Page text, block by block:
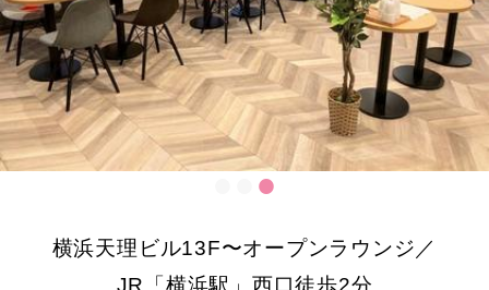
横浜天理ビル13F〜オープンラウンジ／
JR「横浜駅」西口徒歩2分